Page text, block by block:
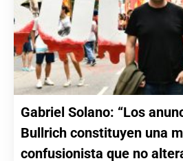
Gabriel Solano: “Los
Bullrich constituyen una
confusionista que no